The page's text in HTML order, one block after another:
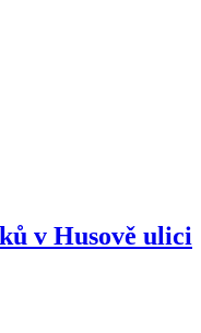
v Husově ulici